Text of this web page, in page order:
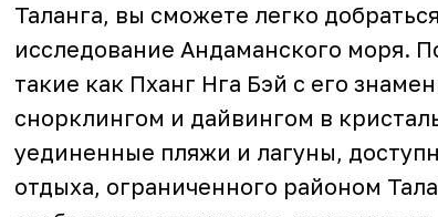
Таланга, вы сможете легко
исследование Андаманского моря.
такие как Пханг Нга Бэй с его
снорклингом и дайвингом в
уединенные пляжи и лагуны,
отдыха, ограниченного районом